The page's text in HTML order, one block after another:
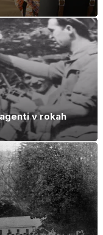
v rokah